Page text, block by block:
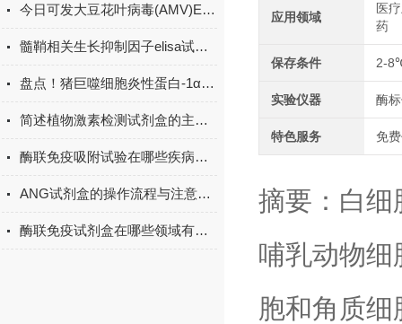
今日可发大豆花叶病毒(AMV)ELISA试剂盒＠科研
髓鞘相关生长抑制因子elisa试剂盒原理
盘点！猪巨噬细胞炎性蛋白-1α(MIP-1α)elisa试剂盒应用详解
简述植物激素检测试剂盒的主要用途
酶联免疫吸附试验在哪些疾病诊断中具有重要的应用价值？
ANG试剂盒的操作流程与注意事项
酶联免疫试剂盒在哪些领域有广泛应用？
应用领域
医
药
保存条件 2-
实验仪器 酶
特色服务 免
摘要：白细
哺乳动物
胞和角质